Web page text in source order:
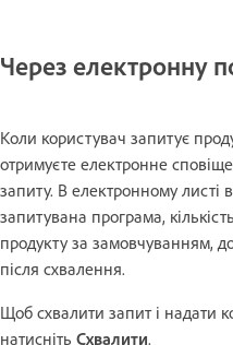
Через електронну
Коли користувач запитує
отримуєте електронне
запиту. В електронному листі
запитувана програма,
продукту за замовчуванням,
після схвалення.
Щоб схвалити запит і надати
натисніть Схвалити.